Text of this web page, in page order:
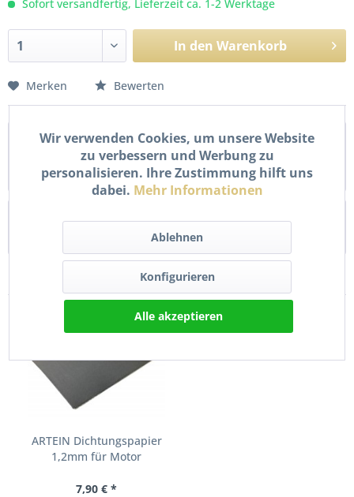
Sofort versandfertig, Lieferzeit ca. 1-2 Werktage
In den Warenkorb
Merken Bewerten
Beschreibung
ARTEIN Dichtungspapier 0,8 mm für Motor, Getriebe und
Auspuff Hochwertiges ARTEIN...mehr
Bewertungen lesen, schreiben und diskutieren...
ARTEIN Dichtungspapier
1,2mm für Motor
7,90 € *
Wir verwenden Cookies, um unsere Website
zu verbessern und Werbung zu
personalisieren. Ihre Zustimmung hilft uns
dabei. Mehr Informationen
Ablehnen
Konfigurieren
Alle akzeptieren